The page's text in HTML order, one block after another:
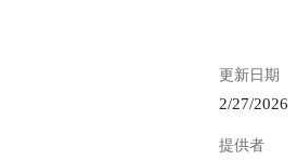
"image.png") 回
务 ![image.png]
guidelines/496/550ef02a-
更新日期
2/27/2026
提供者